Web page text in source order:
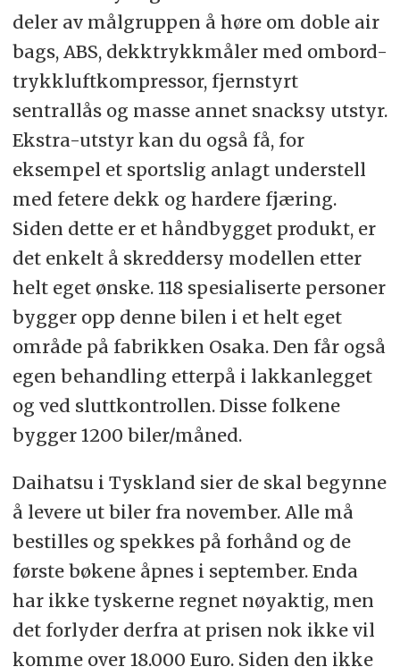
deler av målgruppen å høre om doble air
bags, ABS, dekktrykkmåler med ombord-
trykkluftkompressor, fjernstyrt
sentrallås og masse annet snacksy utstyr.
Ekstra-utstyr kan du også få, for
eksempel et sportslig anlagt understell
med fetere dekk og hardere fjæring.
Siden dette er et håndbygget produkt, er
det enkelt å skreddersy modellen etter
helt eget ønske. 118 spesialiserte personer
bygger opp denne bilen i et helt eget
område på fabrikken Osaka. Den får også
egen behandling etterpå i lakkanlegget
og ved sluttkontrollen. Disse folkene
bygger 1200 biler/måned.
Daihatsu i Tyskland sier de skal begynne
å levere ut biler fra november. Alle må
bestilles og spekkes på forhånd og de
første bøkene åpnes i september. Enda
har ikke tyskerne regnet nøyaktig, men
det forlyder derfra at prisen nok ikke vil
komme over 18.000 Euro. Siden den ikke